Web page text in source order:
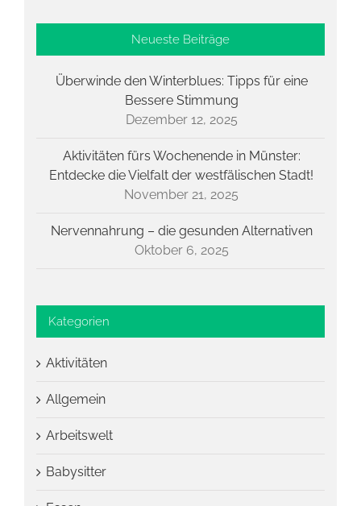
Neueste Beiträge
Überwinde den Winterblues: Tipps für eine
Bessere Stimmung
Dezember 12, 2025
Aktivitäten fürs Wochenende in Münster:
Entdecke die Vielfalt der westfälischen Stadt!
November 21, 2025
Nervennahrung – die gesunden Alternativen
Oktober 6, 2025
Kategorien
Aktivitäten
Allgemein
Arbeitswelt
Babysitter